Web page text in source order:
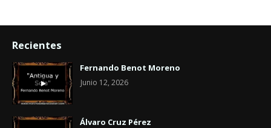
Recientes
Fernando Benot Moreno
Junio 12, 2026
Álvaro Cruz Pérez